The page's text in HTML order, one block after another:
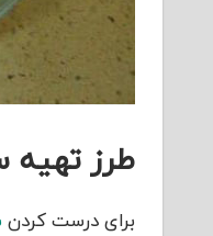
طرز
برای درست کردن